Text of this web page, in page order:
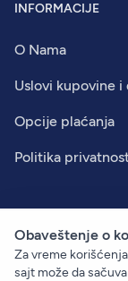
INFORMACIJE
O Nama
Uslovi kupovine i
Opcije plaćanja
Politika
© 2026Overnight.
Obaveštenje o
Za vreme
sajt može da